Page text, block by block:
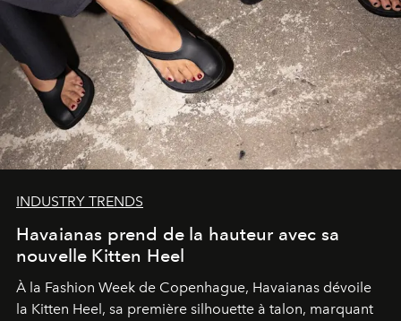
INDUSTRY TRENDS
Havaianas prend de la hauteur avec sa
nouvelle Kitten Heel
À la Fashion Week de Copenhague, Havaianas dévoile
la Kitten Heel, sa première silhouette à talon, marquant